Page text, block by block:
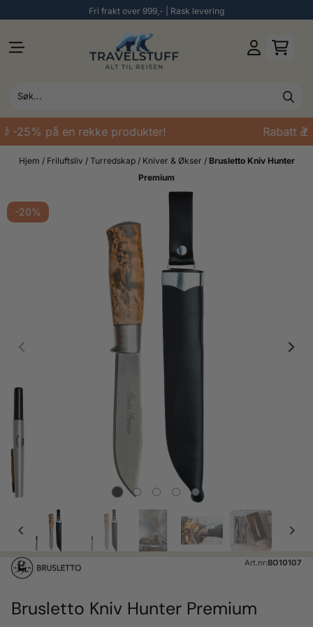
Fri frakt over 999,- | Rask levering
-25% på en rekke produkter! Rabatt
Hjem / Friluftsliv / Turredskap / Kniver & Økser / Brusletto Kniv Hunter
Premium
-20%
Art.nr:BO10107
Brusletto Kniv Hunter Premium